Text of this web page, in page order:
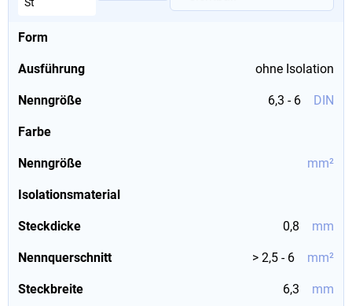
Form
Ausführung ohne Isolation
Nenngröße 6,3 - 6 DIN
Farbe
Nenngröße mm²
Isolationsmaterial
Steckdicke 0,8 mm
Nennquerschnitt > 2,5 - 6 mm²
Steckbreite 6,3 mm